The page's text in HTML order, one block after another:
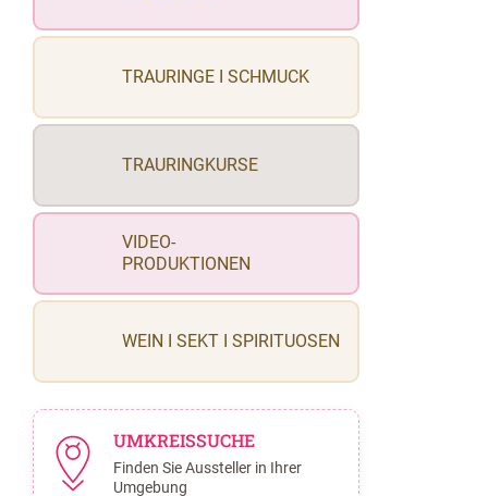
TRAURINGE I SCHMUCK
TRAURINGKURSE
VIDEO-
PRODUKTIONEN
WEIN I SEKT I SPIRITUOSEN
UMKREISSUCHE
Finden Sie Aussteller in Ihrer
Umgebung